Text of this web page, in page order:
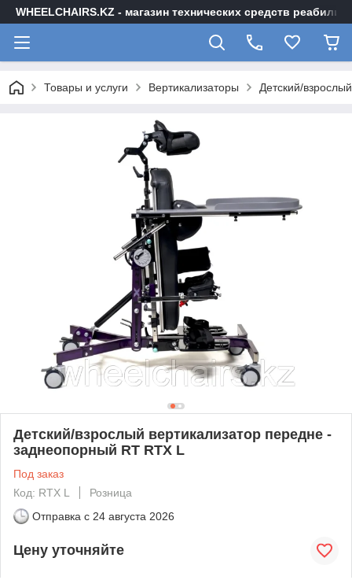
WHEELCHAIRS.KZ - магазин технических средств
Товары и услуги Вертикализаторы Детский/
Детский/взрослый вертикализатор передне -
заднеопорный RT RTX L
Под заказ
Код: RTX L
Розница
Отправка с 24 августа 2026
Цену уточняйте